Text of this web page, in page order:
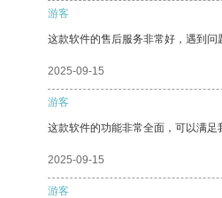
游客
这款软件的售后服务非常好，遇到问
2025-09-15
游客
这款软件的功能非常全面，可以满足
2025-09-15
游客